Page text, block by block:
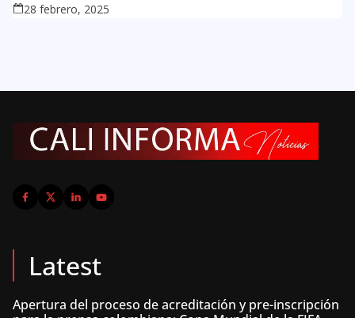
28 febrero, 2025
Latest
Apertura del proceso de acreditación y pre-inscripción